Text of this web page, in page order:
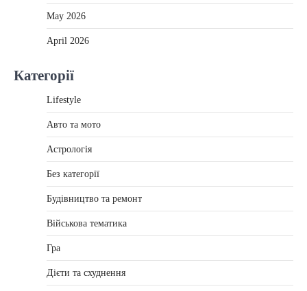
May 2026
April 2026
Категорії
Lifestyle
Авто та мото
Астрологія
Без категорії
Будівництво та ремонт
Військова тематика
Гра
Дієти та схуднення